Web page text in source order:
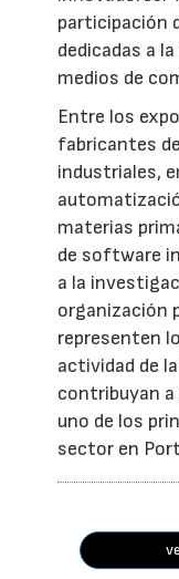
participación
dedicadas a
medios de
Entre los
fabricantes
industriales,
materias
de software
a la
organización
representen
actividad de
contribuyan
uno de los
sector en